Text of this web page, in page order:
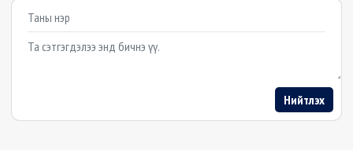
Example textarea
Нийтлэх